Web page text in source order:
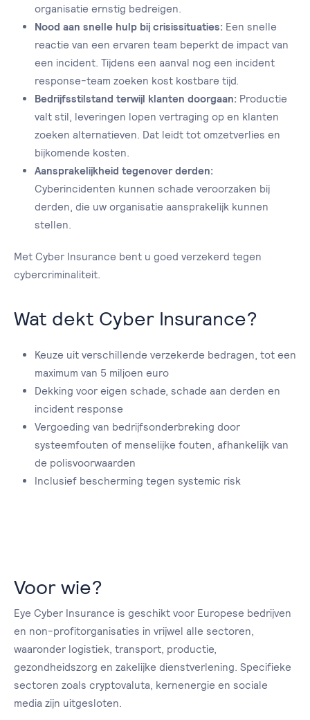
organisatie ernstig bedreigen.
Nood aan snelle hulp bij crisissituaties: Een snelle
reactie van een ervaren team beperkt de impact van
een incident. Tijdens een aanval nog een incident
response-team zoeken kost kostbare tijd.
Bedrijfsstilstand terwijl klanten doorgaan: Productie
valt stil, leveringen lopen vertraging op en klanten
zoeken alternatieven. Dat leidt tot omzetverlies en
bijkomende kosten.
Aansprakelijkheid tegenover derden:
Cyberincidenten kunnen schade veroorzaken bij
derden, die uw organisatie aansprakelijk kunnen
stellen.
Met Cyber Insurance bent u goed verzekerd tegen
cybercriminaliteit.
Wat dekt Cyber Insurance?
Keuze uit verschillende verzekerde bedragen, tot een
maximum van 5 miljoen euro
Dekking voor eigen schade, schade aan derden en
incident response
Vergoeding van bedrijfsonderbreking door
systeemfouten of menselijke fouten, afhankelijk van
de polisvoorwaarden
Inclusief bescherming tegen systemic risk
Voor wie?
Eye Cyber Insurance is geschikt voor Europese bedrijven
en non-profitorganisaties in vrijwel alle sectoren,
waaronder logistiek, transport, productie,
gezondheidszorg en zakelijke dienstverlening. Specifieke
sectoren zoals cryptovaluta, kernenergie en sociale
media zijn uitgesloten.